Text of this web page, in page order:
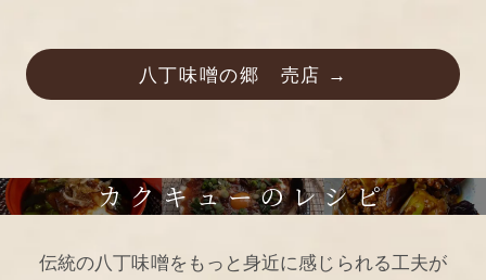
八丁味噌の郷 売店 →
カクキューのレシピ
伝統の八丁味噌をもっと身近に感じられる工夫が